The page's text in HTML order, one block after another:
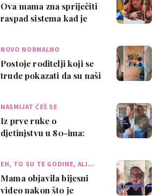
Ova mama zna spriječiti
raspad sistema kad je
NOVO NORMALNO
Postoje roditelji koji se
trude pokazati da su naši
NASMIJAT ĆEŠ SE
Iz prve ruke o
djetinjstvu u 80-ima:
EH, TO SU TE GODINE, ALI…
Mama objavila bijesni
video nakon što je